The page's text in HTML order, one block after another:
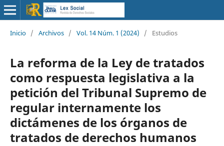
Inicio / Archivos / Vol. 14 Núm. 1 (2024) / Estudios
La reforma de la Ley de tratados
como respuesta legislativa a la
petición del Tribunal Supremo de
regular internamente los
dictámenes de los órganos de
tratados de derechos humanos